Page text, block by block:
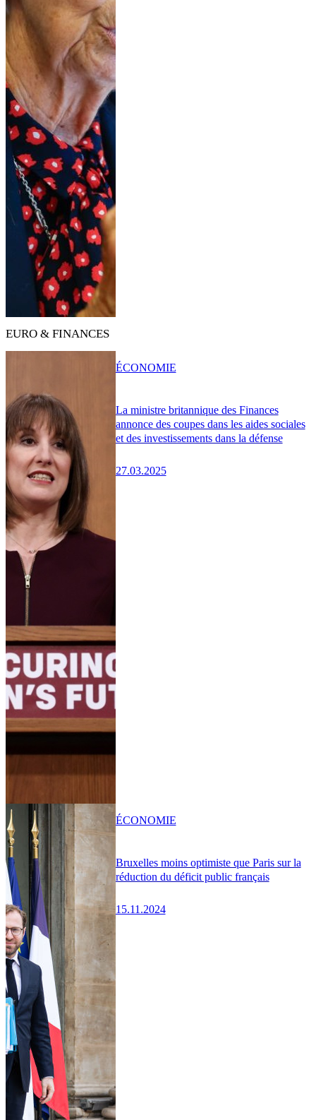
EURO & FINANCES
La ministre britannique des Finances
annonce des coupes dans les aides sociales
et des investissements dans la défense
27.03.2025
ÉCONOMIE
Bruxelles moins optimiste que Paris sur la
réduction du déficit public français
15.11.2024
ÉCONOMIE